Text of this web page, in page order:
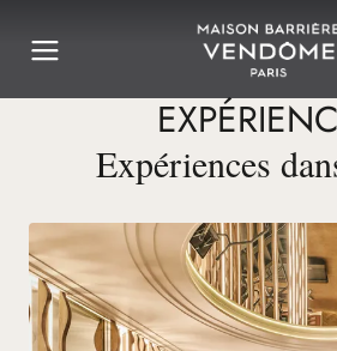
Expériences